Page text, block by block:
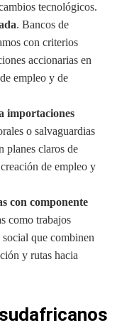
tecnológicos.
. Bancos de
con criterios
accionarias en
empleo y de
importaciones
o salvaguardias
planes claros de
de empleo y
con componente
como trabajos
que combinen
y rutas hacia